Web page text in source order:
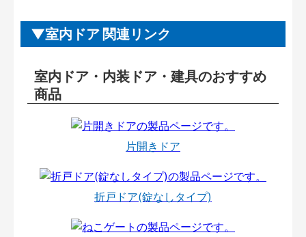
室内ドア 関連リンク
室内ドア・内装ドア・建具のおすすめ
商品
片開きドア
折戸ドア(錠なしタイプ)